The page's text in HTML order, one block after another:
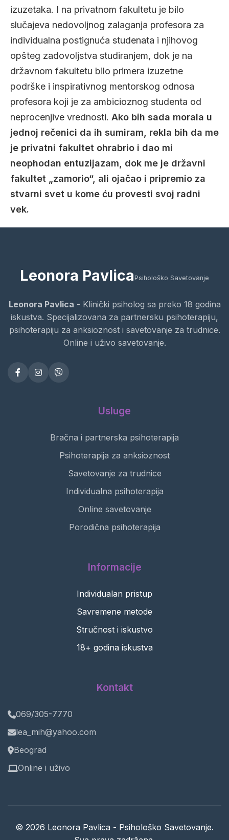
izuzetaka. I na privatnom fakultetu je bilo
slučajeva nedovoljnog zalaganja profesora za
individualna postignuća studenata i njihovog
opšteg zadovoljstva studiranjem, dok je na
državnom fakultetu bilo primera izuzetne
podrške i inspirativnog mentorskog odnosa
profesora koji je za ambicioznog studenta od
neprocenjive vrednosti. Ako bih sada morala u
jednoj rečenici da ih sumiram, rekla bih da me
je privatni fakultet ohrabrio i dao mi
neophodan entuzijazam, dok me je državni
fakultet „zamorio“, ali ojačao i pripremio za
stvarni svet u kome ću provesti svoj radni
vek.
Leonora Pavlica Psihološko Savetovanje
Leonora Pavlica - Klinički psiholog sa preko 18 godina
iskustva. Specijalizovana za partnersku psihoterapiju,
psihoterapiju za anksioznost i savetovanje za trudnice.
Online i uživo savetovanje.
Usluge
Bračna i partnerska psihoterapija
Psihoterapija za anksioznost
Savetovanje za trudnice
Individualna psihoterapija
Online savetovanje
Porodična psihoterapija
Informacije
Individualan pristup
Savremene metode
Stručnost i iskustvo
18+ godina iskustva
Kontakt
069/305-7770
lea_mih@yahoo.com
Beograd
Online i uživo
© 2026 Leonora Pavlica - Psihološko Savetovanje.